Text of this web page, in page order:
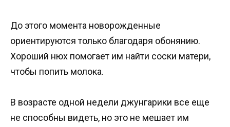
До этого момента новорожденные
ориентируются только благодаря обонянию.
Хороший нюх помогает им найти соски матери,
чтобы попить молока.
В возрасте одной недели джунгарики все еще
не способны видеть, но это не мешает им